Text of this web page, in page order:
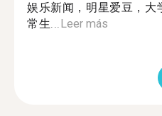
娱乐新闻，明星爱豆，大
常生...Leer más